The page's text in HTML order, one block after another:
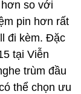
so với
pin hơn rất
đi kèm. Đặc
tại Viễn
trùm đầu
thể chọn ưu